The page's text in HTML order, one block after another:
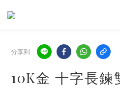
分享到
10K金 十字長鍊